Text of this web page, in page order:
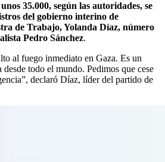
35.000, según las autoridades, se
del gobierno interino de
de Trabajo, Yolanda Díaz, número
Pedro Sánchez.
al fuego inmediato en Gaza. Es un
todo el mundo. Pedimos que cese
declaró Díaz, líder del partido de